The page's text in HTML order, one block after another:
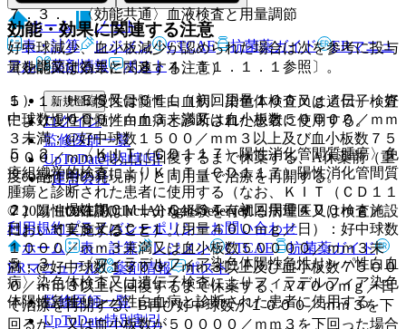
効能・効果に関連する注意
（効能又は効果に関連する注意）
５．１． 〈慢性骨髄性白血病〉染色体検査又は遺伝子検査
により慢性骨髄性白血病と診断された患者に使用する。
５．２． 〈ＫＩＴ（ＣＤ１１７）陽性消化管間質腫瘍〉免
疫組織学的検査によりＫＩＴ（ＣＤ１１７）陽性消化管間質
腫瘍と診断された患者に使用する（なお、ＫＩＴ（ＣＤ１１
７）陽性の確認は、十分な経験を有する病理医又は検査施設
において実施すること）。
５．３． 〈フィラデルフィア染色体陽性急性リンパ性白血
病〉染色体検査又は遺伝子検査によりフィラデルフィア染色
体陽性急性リンパ性白血病と診断された患者に使用する。
７．３． 〈効能共通〉血液検査と用量調節
好中球減少、血小板減少が認められた場合は次を参考に投与
量を調節すること〔８．４、１１．１．１参照〕。
１）． ＨＥＳ又はＣＥＬ（初回用量１００ｍｇ／日）：好
中球数１０００／ｍｍ３未満又は血小板数５００００／ｍｍ
３未満；@好中球数１５００／ｍｍ３以上及び血小板数７５
０００／ｍｍ３以上に回復するまで休薬する、A休薬前（重
度の副作用の発現前）と同用量で治療を再開する。
２）． 慢性期ＣＭＬ、ＧＩＳＴ（初回用量４００ｍｇ／
日）、ＨＥＳ又はＣＥＬ（用量４００ｍｇ／日）：好中球数
１０００／ｍｍ３未満又は血小板数５００００／ｍｍ３未
満；@好中球数１５００／ｍｍ３以上及び血小板数７５００
０／ｍｍ３以上に回復するまで休薬する、A４００ｍｇ／日
で治療を再開する、B再び好中球数が１０００／ｍｍ３を下
回るか、又は血小板数が５００００／ｍｍ３を下回った場合
ホーム
ノート
表・計算
レジメン CTCAE 抗菌薬ガイド
ERマニュ
アル
薬剤情報 ポスト
新規登録
ログイン
監修医師一覧
UpToDate特別割引
運営会社
© 2021 HOKUTO Inc. All rights reserved.
利用規約プライバシーポリシーお問い合わせ
ホーム
表・計算 レジメン CTCAE
抗菌薬ガイド
ERマニュアル
薬剤情報 ポスト
監修医師一覧
UpToDate特別割引